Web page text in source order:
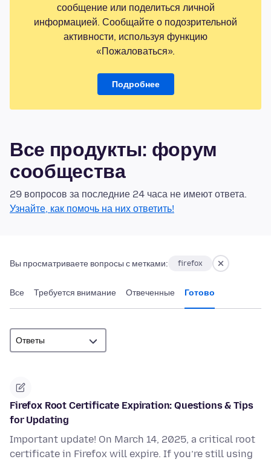
сообщение или поделиться личной
информацией. Сообщайте о подозрительной
активности, используя функцию
«Пожаловаться».
Подробнее
Все продукты: форум
сообщества
29 вопросов за последние 24 часа не имеют ответа.
Узнайте, как помочь на них ответить!
Вы просматриваете вопросы с метками: firefox
Все Требуется внимание Отвеченные Готово
Firefox Root Certificate Expiration: Questions & Tips
for Updating
Important update! On March 14, 2025, a critical root
certificate in Firefox will expire. If you’re still using